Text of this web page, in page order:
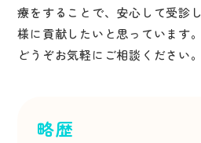
療をすることで、安心して受診
様に貢献したいと思っています
どうぞお気軽にご相談ください。
略歴